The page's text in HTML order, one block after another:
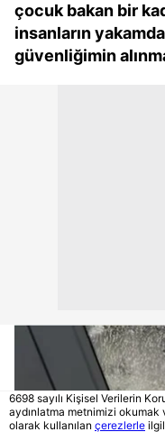
çocuk bakan bir
insanların
güvenliğimin
6698 sayılı Kişisel Verilerin
aydınlatma metnimizi
olarak kullanılan çerezlerle